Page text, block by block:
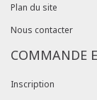
Plan du site
Nous contacter
COMMANDE
Inscription